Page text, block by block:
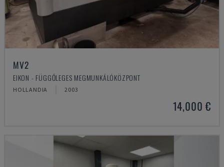
MV2
EIKON - FÜGGŐLEGES MEGMUNKÁLÓKÖZPONT
HOLLANDIA 2003
14,000 €